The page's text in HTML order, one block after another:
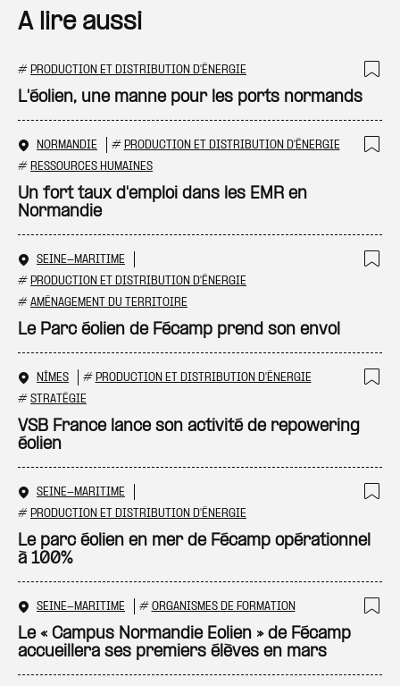
A lire aussi
# PRODUCTION ET DISTRIBUTION D'ÉNERGIE
L'éolien, une manne pour les ports normands
NORMANDIE # PRODUCTION ET DISTRIBUTION D'ÉNERGIE
# RESSOURCES HUMAINES
Un fort taux d'emploi dans les EMR en
Normandie
SEINE-MARITIME
# PRODUCTION ET DISTRIBUTION D'ÉNERGIE
# AMÉNAGEMENT DU TERRITOIRE
Le Parc éolien de Fécamp prend son envol
NÎMES # PRODUCTION ET DISTRIBUTION D'ÉNERGIE
# STRATÉGIE
VSB France lance son activité de repowering
éolien
SEINE-MARITIME
# PRODUCTION ET DISTRIBUTION D'ÉNERGIE
Le parc éolien en mer de Fécamp opérationnel
à 100%
SEINE-MARITIME # ORGANISMES DE FORMATION
Le « Campus Normandie Eolien » de Fécamp
accueillera ses premiers élèves en mars